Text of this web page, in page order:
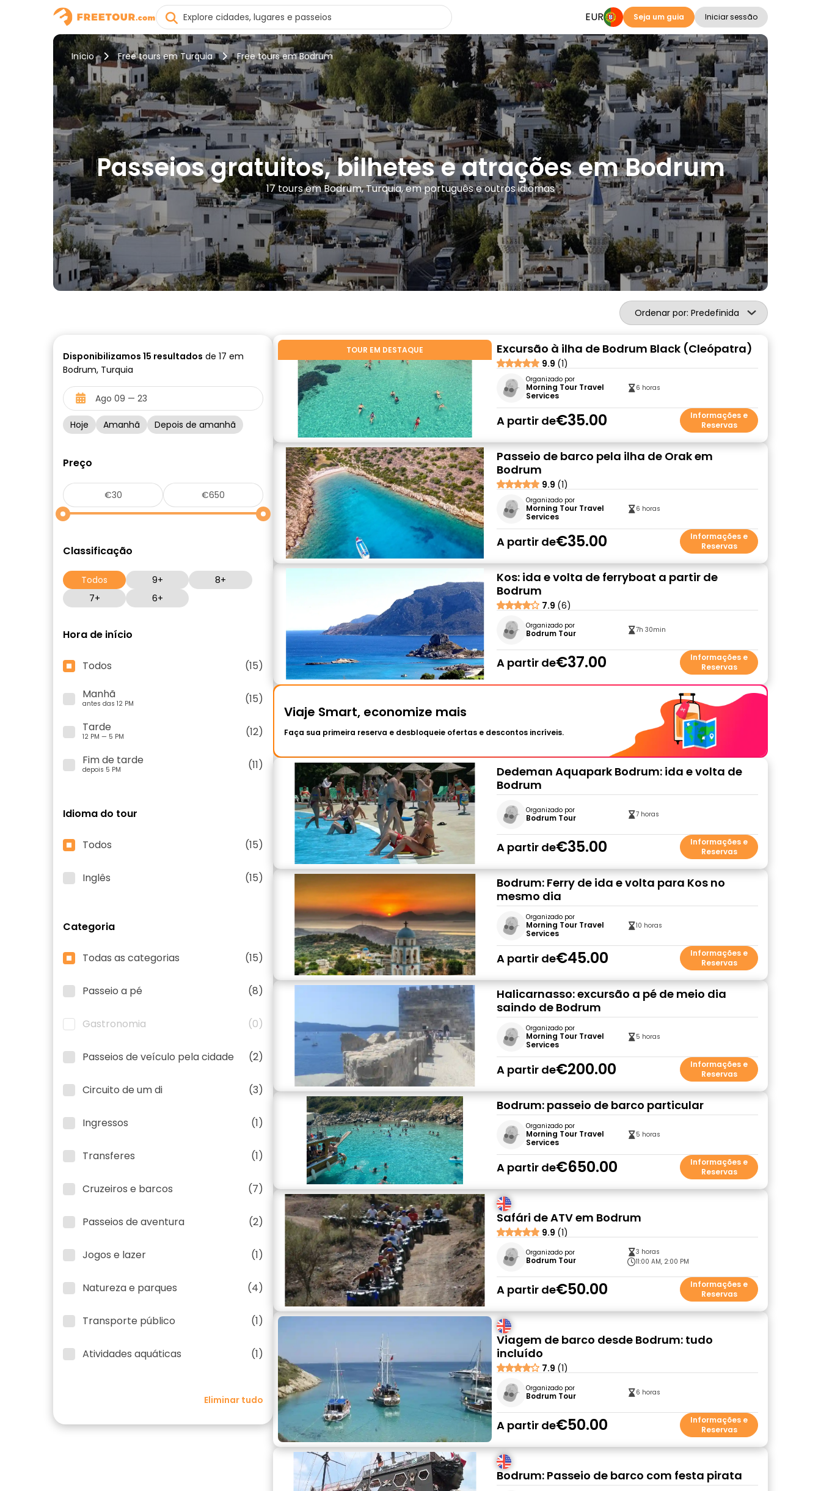
EUR Seja um guia Iniciar sessão
Início Free tours em Turquia Free tours em Bodrum
Passeios gratuitos, bilhetes e atrações em Bodrum
17 tours em Bodrum, Turquia, em português e outros idiomas
Ordenar por: Predefinida
Disponibilizamos 15 resultados de 17 em
Bodrum, Turquia
Hoje Amanhã Depois de amanhã
Preço
Classificação
Todos 9+
8+
7+
6+
Hora de início
Todos
(15)
Manhã
antes das 12 PM
(15)
Tarde
12 PM — 5 PM
(12)
Fim de tarde
depois 5 PM (11)
Idioma do tour
Todos (15)
Inglês (15)
Categoria
Todas as categorias (15)
Passeio a pé (8)
Gastronomia (0)
Passeios de veículo pela cidade (2)
Circuito de um di (3)
Ingressos (1)
Transferes (1)
Cruzeiros e barcos (7)
Passeios de aventura (2)
Jogos e lazer (1)
Natureza e parques (4)
Transporte público (1)
Atividades aquáticas (1)
Eliminar tudo
TOUR EM DESTAQUE Excursão à ilha de Bodrum Black (Cleópatra)
9.9 (1)
Organizado por
Morning Tour Travel
Services
6 horas
A partir de€35.00
Informações e
Reservas
Passeio de barco pela ilha de Orak em
Bodrum
9.9 (1)
Organizado por
Morning Tour Travel
Services
6 horas
A partir de€35.00
Informações e
Reservas
Kos: ida e volta de ferryboat a partir de
Bodrum
7.9 (6)
Organizado por
Bodrum Tour 7h 30min
A partir de€37.00
Informações e
Reservas
Viaje Smart, economize mais
Faça sua primeira reserva e desbloqueie ofertas e descontos incríveis.
Dedeman Aquapark Bodrum: ida e volta de
Bodrum
Organizado por
Bodrum Tour 7 horas
A partir de€35.00
Informações e
Reservas
Bodrum: Ferry de ida e volta para Kos no
mesmo dia
Organizado por
Morning Tour Travel
Services
10 horas
A partir de€45.00
Informações e
Reservas
Halicarnasso: excursão a pé de meio dia
saindo de Bodrum
Organizado por
Morning Tour Travel
Services
5 horas
A partir de€200.00
Informações e
Reservas
Bodrum: passeio de barco particular
Organizado por
Morning Tour Travel
Services
5 horas
A partir de€650.00
Informações e
Reservas
Safári de ATV em Bodrum
9.9 (1)
Organizado por
Bodrum Tour
3 horas
11:00 AM, 2:00 PM
A partir de€50.00
Informações e
Reservas
Viagem de barco desde Bodrum: tudo
incluído
7.9 (1)
Organizado por
Bodrum Tour 6 horas
A partir de€50.00
Informações e
Reservas
Bodrum: Passeio de barco com festa pirata